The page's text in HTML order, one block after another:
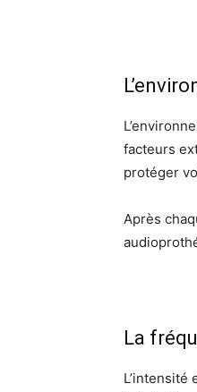
facteurs
protéger
Après
La